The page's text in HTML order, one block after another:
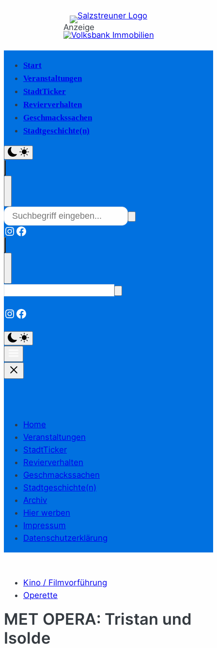
Anzeige
Start
Veranstaltungen
StadtTicker
Revierverhalten
Geschmackssachen
Stadtgeschichte(n)
Instagram
Facebook
Instagram
Facebook
Home
Veranstaltungen
StadtTicker
Revierverhalten
Geschmackssachen
Stadtgeschichte(n)
Archiv
Hier werben
Impressum
Datenschutzerklärung
Kino / Filmvorführung
Operette
MET OPERA: Tristan und
Isolde